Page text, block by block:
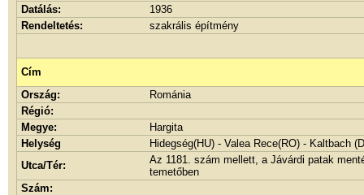
Datálás:
1936
Rendeltetés:
szakrális építmény
Cím
Ország:
Románia
Régió:
Megye:
Hargita
Helység
Hidegség(HU) - Valea Rece(RO) - Kaltbach
Utca/Tér:
Az 1181. szám mellett, a Jávárdi patak
temetőben
Szám: